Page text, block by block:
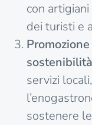
con
dei turisti e
sostenibilità
servizi
sostenere